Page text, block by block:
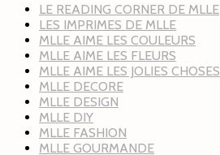
LE READING CORNER DE MLLE
LES IMPRIMES DE MLLE
MLLE AIME LES COULEURS
MLLE AIME LES FLEURS
MLLE AIME LES JOLIES CHOSES
MLLE DECORE
MLLE DESIGN
MLLE DIY
MLLE FASHION
MLLE GOURMANDE